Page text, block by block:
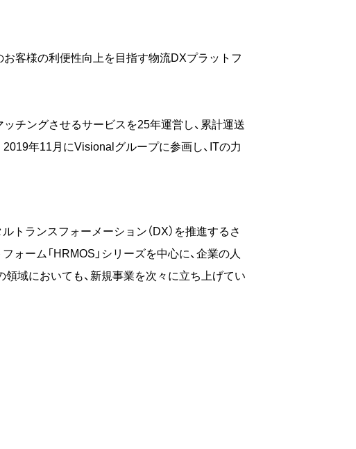
客様の利便性向上を目指す物流DXプラットフ
チングさせるサービスを25年運営し、累計運送
年11月にVisionalグループに参画し、ITの力
トランスフォーメーション（DX）を推進するさ
ォーム「HRMOS」シリーズを中心に、企業の人
領域においても、新規事業を次々に立ち上げてい